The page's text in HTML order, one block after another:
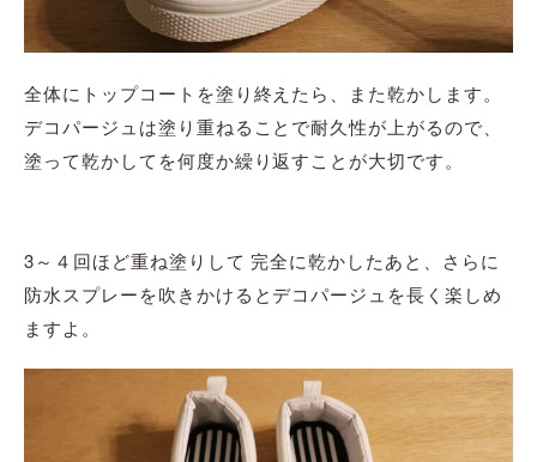
全体にトップコートを塗り終えたら、また乾かします。
デコパージュは塗り重ねることで耐久性が上がるので、
塗って乾かしてを何度か繰り返すことが大切です。
3～４回ほど重ね塗りして 完全に乾かしたあと、さらに
防水スプレーを吹きかけるとデコパージュを長く楽しめ
ますよ。